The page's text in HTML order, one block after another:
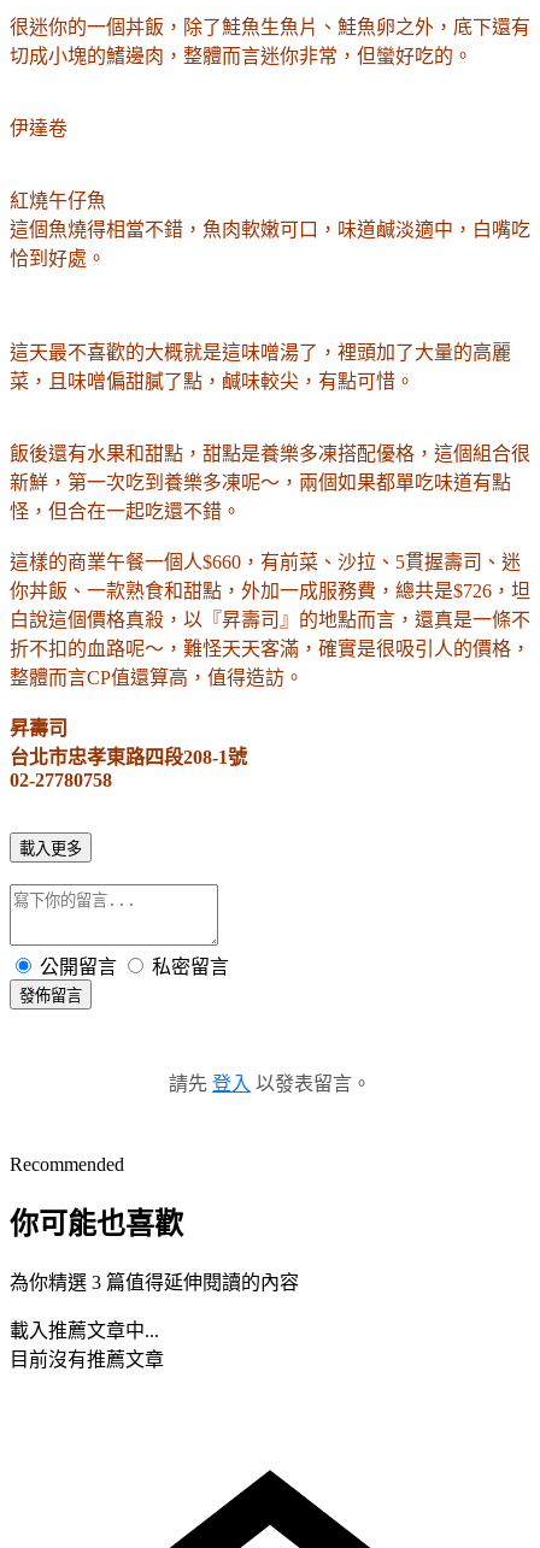
很迷你的一個丼飯，除了鮭魚生魚片、鮭魚卵之外，底下還有
切成小塊的鰭邊肉，整體而言迷你非常，但蠻好吃的。
伊達卷
紅燒午仔魚
這個魚燒得相當不錯，魚肉軟嫩可口，味道鹹淡適中，白嘴吃
恰到好處。
這天最不喜歡的大概就是這味噌湯了，裡頭加了大量的高麗
菜，且味噌偏甜膩了點，鹹味較尖，有點可惜。
飯後還有水果和甜點，甜點是養樂多凍搭配優格，這個組合很
新鮮，第一次吃到養樂多凍呢～，兩個如果都單吃味道有點
怪，但合在一起吃還不錯。
這樣的商業午餐一個人$660，有前菜、沙拉、5貫握壽司、迷
你丼飯、一款熟食和甜點， 外加一成服務費，總共是$726，坦
白說這個價格真殺，以 『昇壽司』的地點而言， 還真是一條不
折不扣的血路呢～，難怪天天客滿，確實是很吸引人的價格，
整體而言CP值還算高，值得造訪。
昇壽司
台北市忠孝東路四段208-1號
02-27780758
載入更多
公開留言 私密留言
發佈留言
請先 登入 以發表留言。
Recommended
你可能也喜歡
為你精選 3 篇值得延伸閱讀的內容
載入推薦文章中...
目前沒有推薦文章